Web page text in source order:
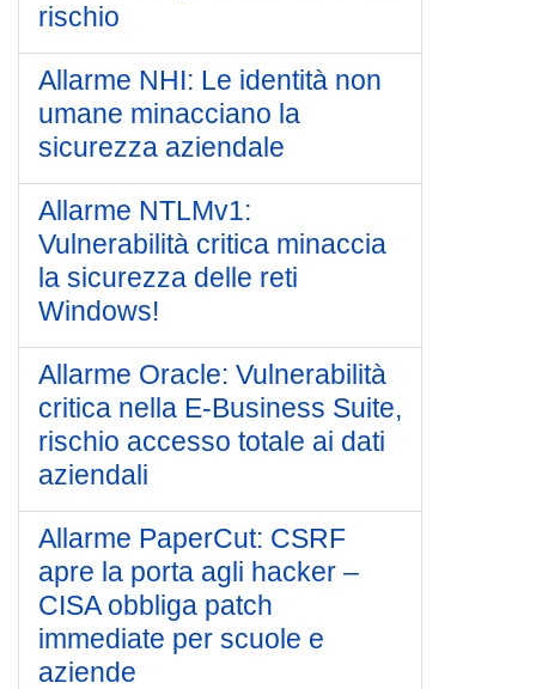
rischio
Allarme NHI: Le identità non
umane minacciano la
sicurezza aziendale
Allarme NTLMv1:
Vulnerabilità critica minaccia
la sicurezza delle reti
Windows!
Allarme Oracle: Vulnerabilità
critica nella E-Business Suite,
rischio accesso totale ai dati
aziendali
Allarme PaperCut: CSRF
apre la porta agli hacker –
CISA obbliga patch
immediate per scuole e
aziende